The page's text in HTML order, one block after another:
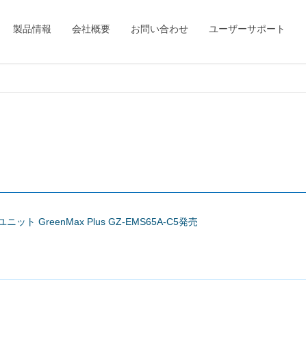
製品情報 会社概要 お問い合わせ ユーザーサポート
ニット GreenMax Plus GZ-EMS65A-C5発売